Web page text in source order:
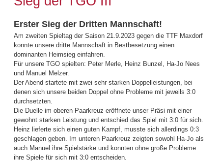
Erster Sieg der Dritten Mannschaft!
Am zweiten Spieltag der Saison 21.9.2023 gegen die TTF Maxdorf
konnte unsere dritte Mannschaft in Bestbesetzung einen
dominanten Heimsieg einfahren.
Für unsere TGO spielten: Peter Merle, Heinz Bunzel, Ha-Jo Nees
und Manuel Melzer.
Der Abend startete mit zwei sehr starken Doppelleistungen, bei
denen sich unsere beiden Doppel ohne Probleme mit jeweils 3:0
durchsetzten.
Die Duelle im oberen Paarkreuz eröffnete unser Präsi mit einer
gewohnt starken Leistung und entschied das Spiel mit 3:0 für sich.
Heinz lieferte sich einen guten Kampf, musste sich allerdings 0:3
geschlagen geben. Im unteren Paarkreuz zeigten sowohl Ha-Jo als
auch Manuel ihre Spielstärke und konnten ohne große Probleme
ihre Spiele für sich mit 3:0 entscheiden.